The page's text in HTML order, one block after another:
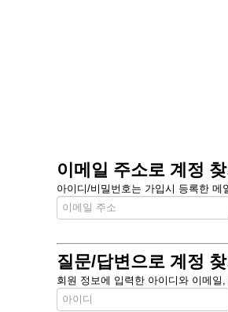
이메일 주소로 계정 찾
아이디/비밀번호는 가입시 등록한
질문/답변으로 계정 찾
회원 정보에 입력한 아이디와 이메일